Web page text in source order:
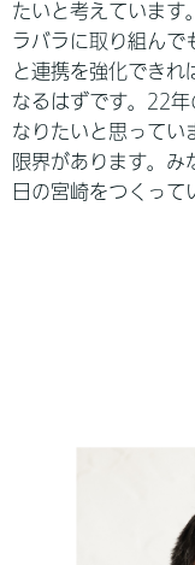
たいと考えています
ラバラに取り組んで
と連携を強化できれ
なるはずです。22
なりたいと思ってい
限界があります。み
日の宮崎をつくって